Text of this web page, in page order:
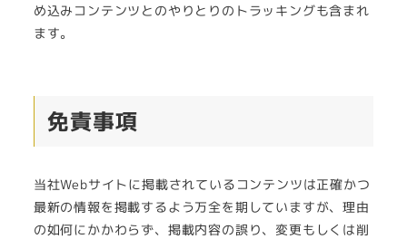
め込みコンテンツとのやりとりのトラッキングも含まれ
ます。
免責事項
当社Webサイトに掲載されているコンテンツは正確かつ
最新の情報を掲載するよう万全を期していますが、理由
の如何にかかわらず、掲載内容の誤り、変更もしくは削